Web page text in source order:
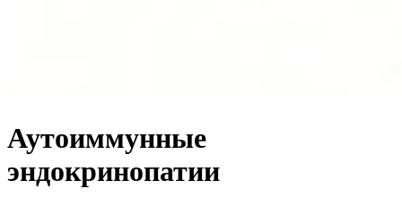
Аутоиммунные
эндокринопатии